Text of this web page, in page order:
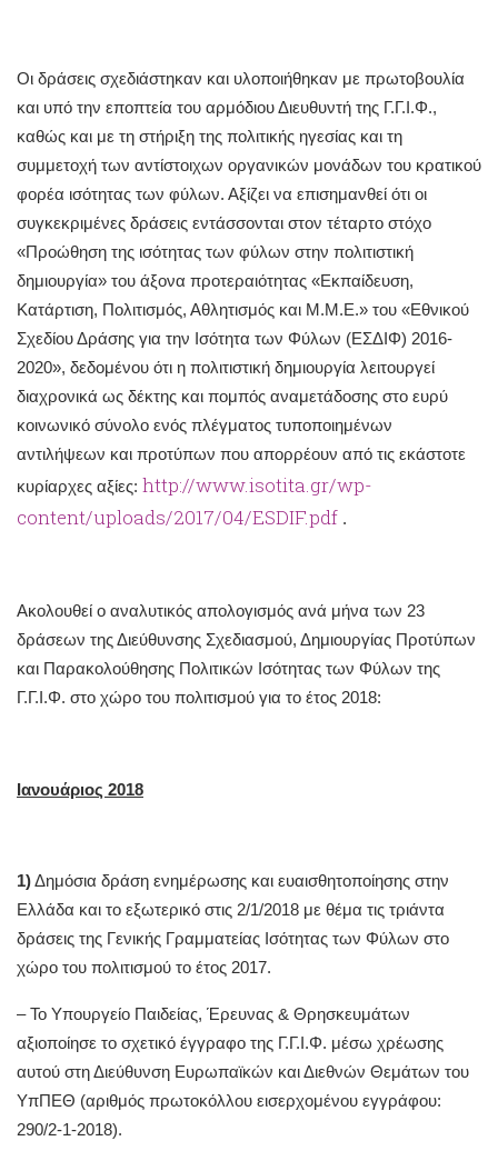
Οι δράσεις σχεδιάστηκαν και υλοποιήθηκαν με πρωτοβουλία
και υπό την εποπτεία του αρμόδιου Διευθυντή της Γ.Γ.Ι.Φ.,
καθώς και με τη στήριξη της πολιτικής ηγεσίας και τη
συμμετοχή των αντίστοιχων οργανικών μονάδων του κρατικού
φορέα ισότητας των φύλων. Αξίζει να επισημανθεί ότι οι
συγκεκριμένες δράσεις εντάσσονται στον τέταρτο στόχο
«Προώθηση της ισότητας των φύλων στην πολιτιστική
δημιουργία» του άξονα προτεραιότητας «Εκπαίδευση,
Κατάρτιση, Πολιτισμός, Αθλητισμός και Μ.Μ.Ε.» του «Εθνικού
Σχεδίου Δράσης για την Ισότητα των Φύλων (ΕΣΔΙΦ) 2016-
2020», δεδομένου ότι η πολιτιστική δημιουργία λειτουργεί
διαχρονικά ως δέκτης και πομπός αναμετάδοσης στο ευρύ
κοινωνικό σύνολο ενός πλέγματος τυποποιημένων
αντιλήψεων και προτύπων που απορρέουν από τις εκάστοτε
κυρίαρχες αξίες: http://www.isotita.gr/wp-
content/uploads/2017/04/ESDIF.pdf .
Ακολουθεί ο αναλυτικός απολογισμός ανά μήνα των 23
δράσεων της Διεύθυνσης Σχεδιασμού, Δημιουργίας Προτύπων
και Παρακολούθησης Πολιτικών Ισότητας των Φύλων της
Γ.Γ.Ι.Φ. στο χώρο του πολιτισμού για το έτος 2018:
Ιανουάριος 2018
1)Δημόσια δράση ενημέρωσης και ευαισθητοποίησης στην
Ελλάδα και το εξωτερικό στις 2/1/2018 με θέμα τις τριάντα
δράσεις της Γενικής Γραμματείας Ισότητας των Φύλων στο
χώρο του πολιτισμού το έτος 2017.
– To Υπουργείο Παιδείας, Έρευνας & Θρησκευμάτων
αξιοποίησε το σχετικό έγγραφο της Γ.Γ.Ι.Φ. μέσω χρέωσης
αυτού στη Διεύθυνση Ευρωπαϊκών και Διεθνών Θεμάτων του
ΥπΠΕΘ (αριθμός πρωτοκόλλου εισερχομένου εγγράφου:
290/2-1-2018).